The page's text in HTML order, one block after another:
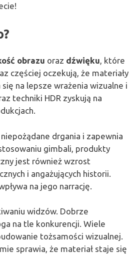
obrazu oraz dźwięku, które
częściej oczekują, że materiały
na lepsze wrażenia wizualne i
techniki HDR zyskują na
niepożądane drgania i zapewnia
gimbali, produkty
jest również wzrost
i angażujących historii.
na jego narrację.
widzów. Dobrze
na tle konkurencji. Wiele
tożsamości wizualnej.
sprawia, że materiał staje się